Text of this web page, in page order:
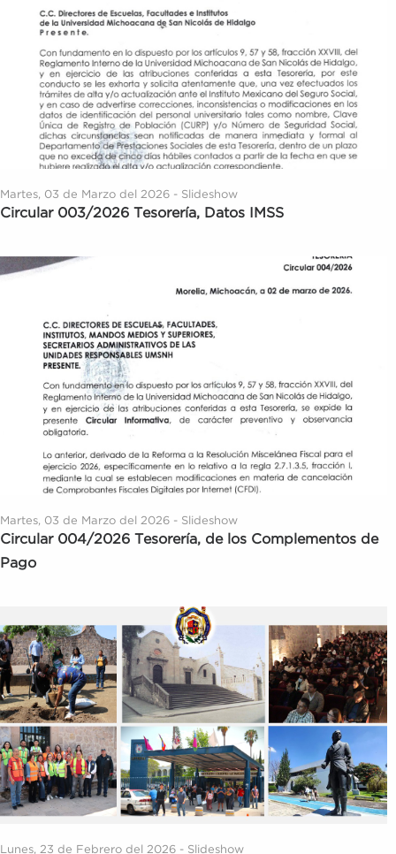
Martes, 03 de Marzo del 2026 - Slideshow
Circular 003/2026 Tesorería, Datos IMSS
Martes, 03 de Marzo del 2026 - Slideshow
Circular 004/2026 Tesorería, de los Complementos de
Pago
Lunes, 23 de Febrero del 2026 - Slideshow